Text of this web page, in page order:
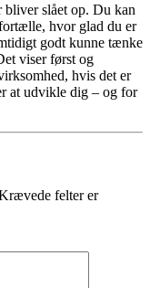
slået op. Du kan
hvor glad du er
godt kunne tænke
viser først og
hvis det er
at udvikle dig – og for
felter er